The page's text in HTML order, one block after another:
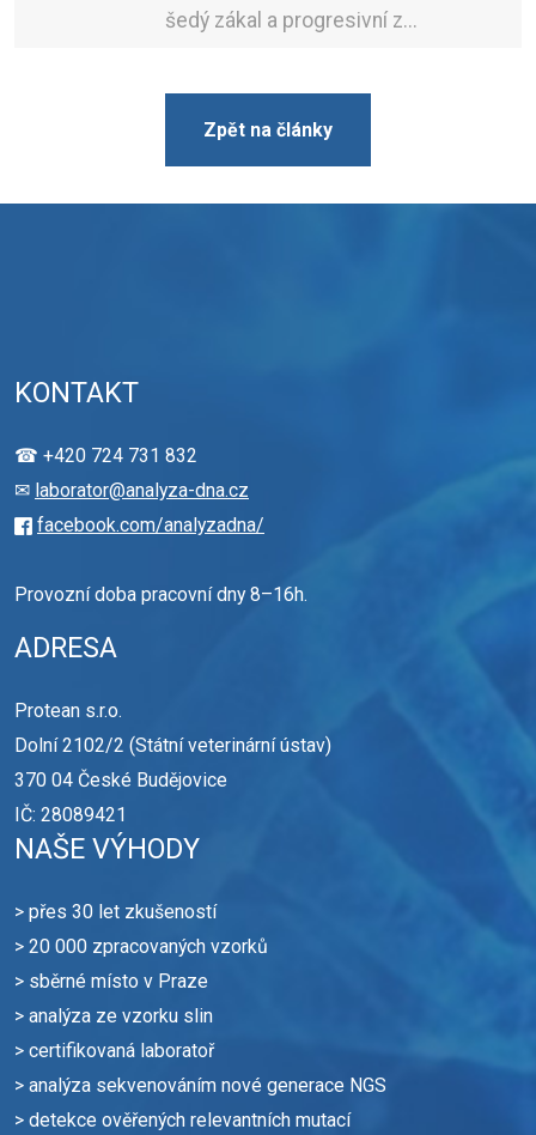
šedý zákal a progresivní z...
Zpět na články
KONTAKT
☎ +420 724 731 832
✉ laborator@analyza-dna.cz
facebook.com/analyzadna/
Provozní doba pracovní dny 8–16h.
ADRESA
Protean s.r.o.
Dolní 2102/2 (Státní veterinární ústav)
370 04 České Budějovice
IČ: 28089421
NAŠE VÝHODY
> přes 30 let zkušeností
> 20 000 zpracovaných vzorků
> sběrné místo v Praze
> analýza ze vzorku slin
> certifikovaná laboratoř
> analýza sekvenováním nové generace NGS
> detekce ověřených relevantních mutací